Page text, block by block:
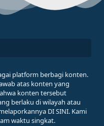
platform berbagi konten.
atas konten yang
konten tersebut
berlaku di wilayah atau
DI SINI. Kami
waktu singkat.